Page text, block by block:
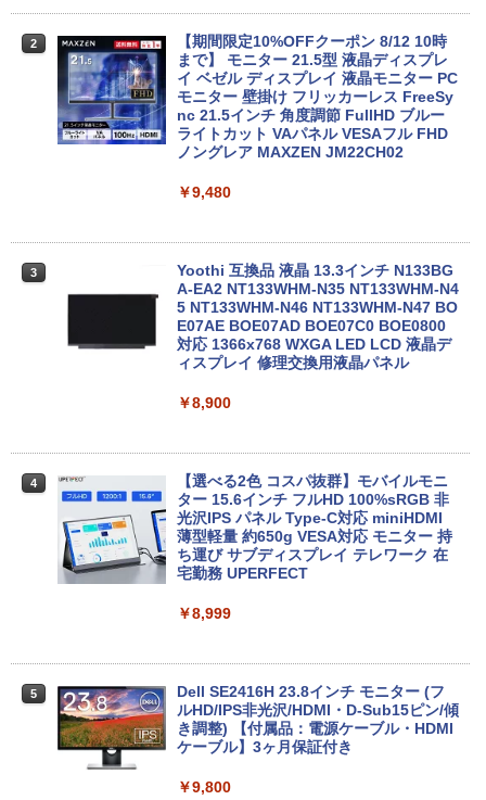
中古パソコン 東芝 ノートパソコン Dyna
book S73 13.3型 薄型軽量 ノートPC 第
8世代 Core i5-8250U/メモリ 8GB /NVM
e SSD ハードディスク/Wi-Fi/Bluetooth/
Type-C/HDMI/Windows11&office 2019
【★最大100%ポイント】【新生活応援・
2026】【Office 2019 H&B】富士通 LIF
EBOOK/第3世代 Core i7/メモリ:8GB/16
GB/SSD:256GB/512GB/1TB/テンキー/1
5.6型/USB3.0/HDMI/wi-fi/Office/無線マ
ソコン/Windows11/Windows10
【期間限定P15倍+最大10%OFFクーポ
ン】 【3年保証】MICROSOFT マイクロ
ソフト SURFACE GO 2 LTE ADVANCED
(LTEモデル) SSD128GB メモリ8GB Win
ートパソコン 中古パソコン ノートパソコ
￥29,700
H&B 搭載｜中古ノートパソコン Windo
￥41,800
【初期設定済み】デスクトップパソコン
一体型 2026新品 パソコン 一体型PC 24
型 21.5型 Windows11 Office付き｜フル
HD液晶一体型 インテル Core i5 Core i7
B｜ キーボード マウス付 2年保証 安い P
￥47,700
「楽天ランキング1位」 デスクトップパ
ソコン Windows11 Office付き パソコン
新品｜インテル 第14世代 Core i5-4590 i
リ 8～64GB DDR4/5｜ デスクトップPC
￥45,700
【今だけP10倍！大量還元！】一体型デ
スクトップパソコン VETESA 22型液晶
付き メモリ8GB SSD256GB 初期設定済
者向け 高性能PC 新品
￥39,900
＼マラソン限定値引／【新品 当日出荷】
2
【期間限定10%OFFクーポン 8/12 10時
まで】 モニター 21.5型 液晶ディスプレ
イ ベゼル ディスプレイ 液晶モニター PC
モニター 壁掛け フリッカーレス FreeSy
nc 21.5インチ 角度調節 FullHD ブルー
ライトカット VAパネル VESAフル FHD
ノングレア MAXZEN JM22CH02
￥9,480
3
Yoothi 互換品 液晶 13.3インチ N133BG
A-EA2 NT133WHM-N35 NT133WHM-N4
5 NT133WHM-N46 NT133WHM-N47 BO
E07AE BOE07AD BOE07C0 BOE0800
対応 1366x768 WXGA LED LCD 液晶デ
ィスプレイ 修理交換用液晶パネル
￥8,900
4
【選べる2色 コスパ抜群】モバイルモニ
ター 15.6インチ フルHD 100%sRGB 非
光沢IPS パネル Type-C対応 miniHDMI
薄型軽量 約650g VESA対応 モニター 持
ち運び サブディスプレイ テレワーク 在
宅勤務 UPERFECT
￥8,999
5
Dell SE2416H 23.8インチ モニター (フ
ルHD/IPS非光沢/HDMI・D-Sub15ピン/傾
き調整) 【付属品：電源ケーブル・HDMI
ケーブル】3ヶ月保証付き
￥9,800